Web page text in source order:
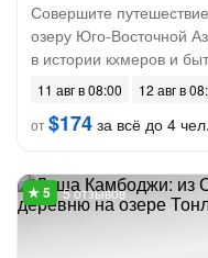
Совершите
озеру Юго-Восточной
в истории кхмеров и
11 авг в 08:00
12 авг в
от$174 за всё до 4 чел.
5 отзывов